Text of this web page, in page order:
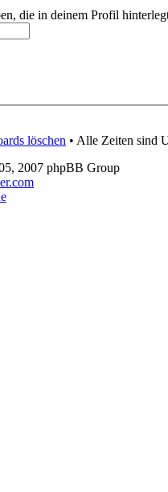
die in deinem Profil
löschen • Alle Zeiten sind
2007 phpBB Group